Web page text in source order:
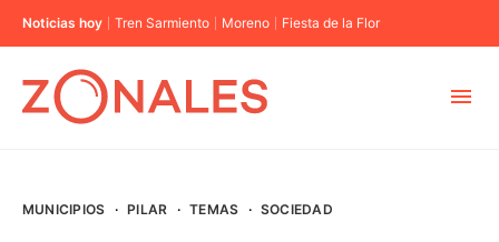
Noticias hoy Tren Sarmiento Moreno Fiesta de la Flor
MUNICIPIOS · PILAR · TEMAS · SOCIEDAD